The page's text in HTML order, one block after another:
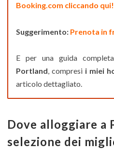
Booking.com cliccando qui!
Suggerimento: Prenota in
E per una guida
Portland, compresi i miei
articolo dettagliato.
Dove alloggiare a
selezione dei